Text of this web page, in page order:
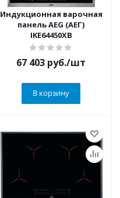
Индукционная варочная
панель AEG (АЕГ)
IKE64450XB
67 403 руб./шт
В корзину